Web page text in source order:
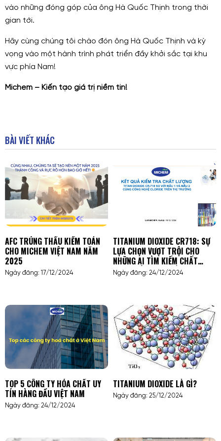
vào những đóng góp của ông Hà Quốc Thịnh trong thời
gian tới.
Hãy cùng chúng tôi chào đón ông Hà Quốc Thịnh và kỳ
vọng vào một hành trình phát triển đầy khởi sắc tại khu
vực phía Nam!
Michem – Kiến tạo giá trị niềm tin!
BÀI VIẾT KHÁC
AFC TRÚNG THẦU KIỂM TOÁN
CHO MICHEM VIỆT NAM NĂM
2025
Ngày đăng: 17/12/2024
TITANIUM DIOXIDE CR718: SỰ
LỰA CHỌN VƯỢT TRỘI CHO
NHỮNG AI TÌM KIẾM CHẤT
LƯỢNG VÀ HIỆU SUẤT CAO
Ngày đăng: 24/12/2024
TOP 5 CÔNG TY HÓA CHẤT UY
TÍN HÀNG ĐẦU VIỆT NAM
Ngày đăng: 24/12/2024
TITANIUM DIOXIDE LÀ GÌ?
Ngày đăng: 25/12/2024